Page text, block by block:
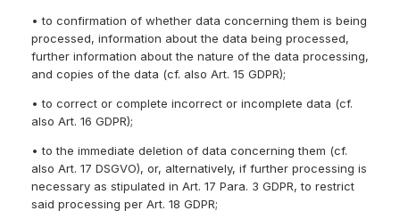
• to confirmation of whether data concerning them is being
processed, information about the data being processed,
further information about the nature of the data processing,
and copies of the data (cf. also Art. 15 GDPR);
• to correct or complete incorrect or incomplete data (cf.
also Art. 16 GDPR);
• to the immediate deletion of data concerning them (cf.
also Art. 17 DSGVO), or, alternatively, if further processing is
necessary as stipulated in Art. 17 Para. 3 GDPR, to restrict
said processing per Art. 18 GDPR;